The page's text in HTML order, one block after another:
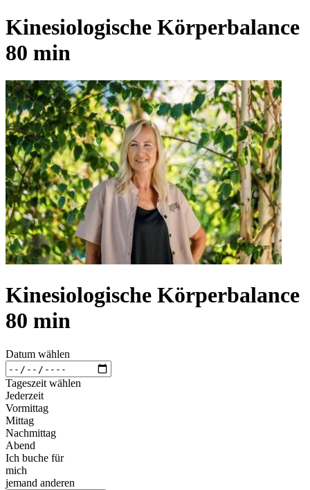
Kinesiologische Körperbalance
80 min
Kinesiologische Körperbalance
80 min
Datum wählen
Tageszeit wählen
Jederzeit
Vormittag
Mittag
Nachmittag
Abend
Ich buche für
mich
jemand anderen